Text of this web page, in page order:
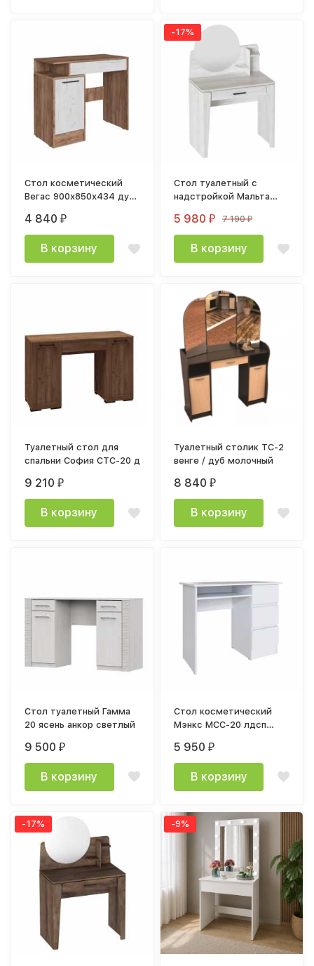
Стол косметический
Вегас 900x850x434 дуб
крафт белый
4 840₽
В корзину
-17%
Стол туалетный с
надстройкой Мальта
5 980₽ 7 190₽
В корзину
Туалетный стол для
спальни София СТС-20 дуб крафт табачный
9 210₽
В корзину
Туалетный столик ТС-2
венге / дуб молочный
8 840₽
В корзину
Стол туалетный Гамма
20 ясень анкор светлый
9 500₽
В корзину
Стол косметический
Мэнкс МСС-20 лдсп
5 950₽
В корзину
-17% -9%